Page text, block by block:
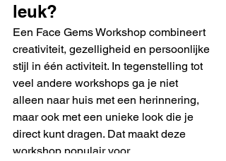
leuk?
Een Face Gems Workshop combineert
creativiteit, gezelligheid en persoonlijke
stijl in één activiteit. In tegenstelling tot
veel andere workshops ga je niet
alleen naar huis met een herinnering,
maar ook met een unieke look die je
direct kunt dragen. Dat maakt deze
workshop populair voor